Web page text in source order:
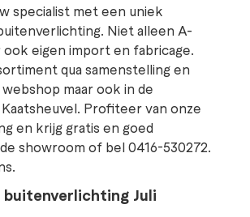
specialist met een uniek
Niet alleen A-
ook eigen import en fabricage.
qua samenstelling en
maar ook in de
Profiteer van onze
en krijg gratis en goed
showroom of bel 0416-530272.
buitenverlichting Juli